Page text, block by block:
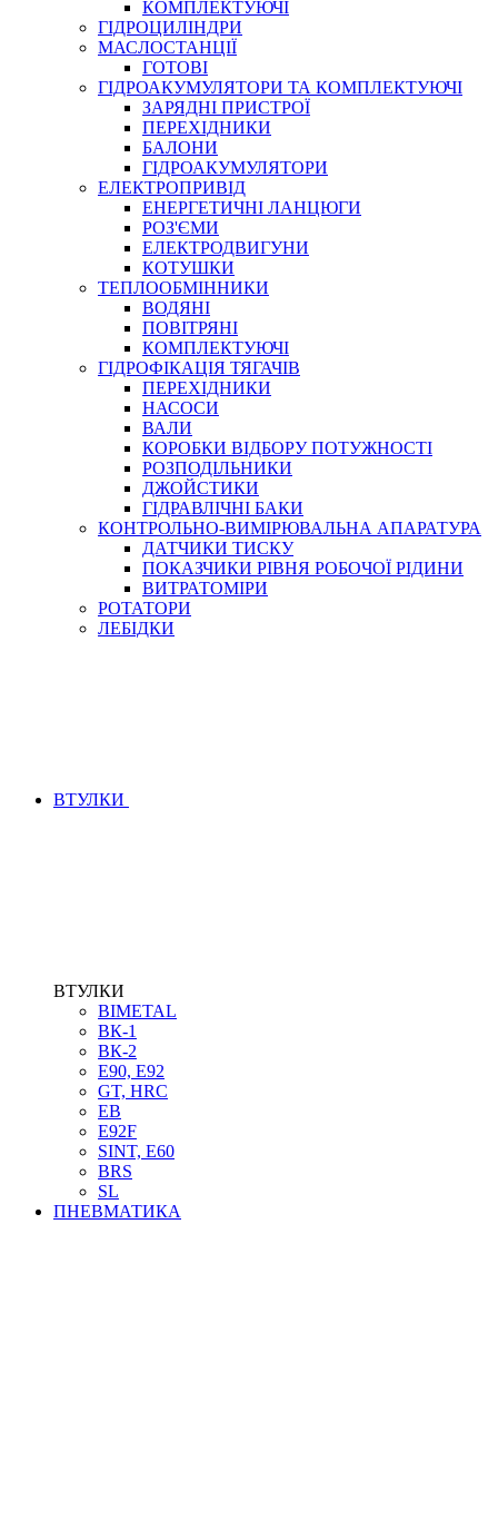
СПЕЦІАЛЬНІ
ГЕРМЕТИКИ
КЛЕЇ, ЦЕМЕНТИ, ЕПОКСИДКИ
РЕМОНТ ГІДРОЦИЛІНДРІВ
БОРЕКС, ЕО
КОМПЛЕКТУЮЧІ
ГІДРОЦИЛІНДРИ
МАСЛОСТАНЦІЇ
ГОТОВІ
ГІДРОАКУМУЛЯТОРИ ТА КОМПЛЕКТУЮЧІ
ЗАРЯДНІ ПРИСТРОЇ
ПЕРЕХІДНИКИ
БАЛОНИ
ГІДРОАКУМУЛЯТОРИ
ЕЛЕКТРОПРИВІД
ЕНЕРГЕТИЧНІ ЛАНЦЮГИ
РОЗ'ЄМИ
ЕЛЕКТРОДВИГУНИ
КОТУШКИ
ТЕПЛООБМІННИКИ
ВОДЯНІ
ПОВІТРЯНІ
КОМПЛЕКТУЮЧІ
ГІДРОФІКАЦІЯ ТЯГАЧІВ
ПЕРЕХІДНИКИ
НАСОСИ
ВАЛИ
КОРОБКИ ВІДБОРУ ПОТУЖНОСТІ
РОЗПОДІЛЬНИКИ
ДЖОЙСТИКИ
ГІДРАВЛІЧНІ БАКИ
КОНТРОЛЬНО-ВИМІРЮВАЛЬНА АПАРАТУРА
ДАТЧИКИ ТИСКУ
ПОКАЗЧИКИ РІВНЯ РОБОЧОЇ РІДИНИ
ВИТРАТОМІРИ
РОТАТОРИ
ЛЕБІДКИ
ВТУЛКИ
ВТУЛКИ
BIMETAL
ВК-1
ВК-2
Е90, E92
GT, HRC
EB
Е92F
SINT, E60
BRS
SL
ПНЕВМАТИКА